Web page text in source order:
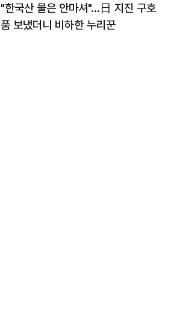
"한국산 물은 안마셔"…日 지진 구호
품 보냈더니 비하한 누리꾼